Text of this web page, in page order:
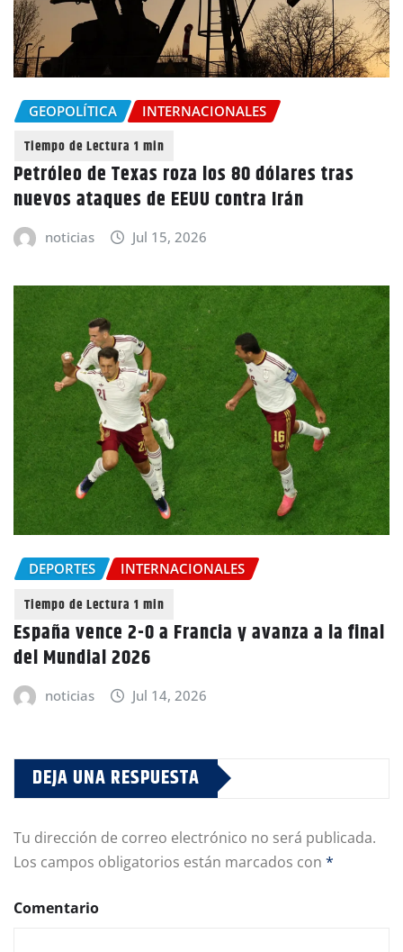
GEOPOLÍTICA INTERNACIONALES
Petróleo de Texas roza los 80 dólares tras
nuevos ataques de EEUU contra Irán
noticias Jul 15, 2026
DEPORTES INTERNACIONALES
España vence 2-0 a Francia y avanza a la final
del Mundial 2026
noticias Jul 14, 2026
DEJA UNA RESPUESTA
Tu dirección de correo electrónico no será publicada.
Los campos obligatorios están marcados con *
Comentario